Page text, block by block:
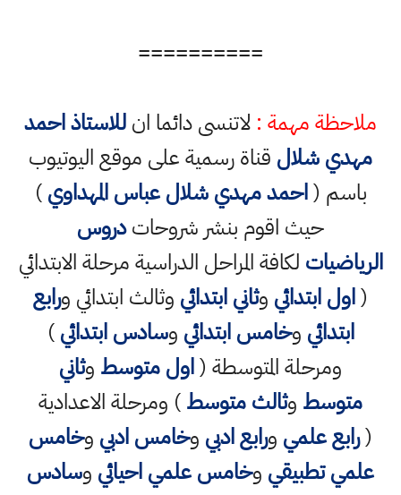
==========
ملاحظة مهمة : لاتنسى دائما انللاستاذ احمد
مهدي شلال قناة رسمية على موقع اليوتيوب
باسم (احمد مهدي شلال عباس المهداوي)
حيث اقوم بنشر شروحاتدروس
الرياضيات لكافة المراحل الدراسية مرحلة الابتدائي
(اول ابتدائي وثاني ابتدائي وثالث ابتدائي ورابع
ابتدائي وخامس ابتدائي وسادس ابتدائي)
ومرحلة المتوسطة (اول متوسط وثاني
متوسط وثالث متوسط) ومرحلة الاعدادية
(رابع علمي ورابع ادبي وخامس ادبي وخامس
علمي تطبيقي وخامس علمي احيائي وسادس